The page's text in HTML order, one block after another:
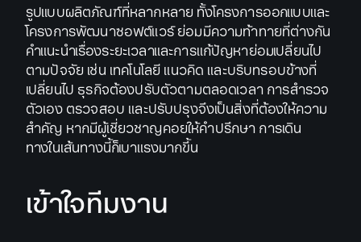
รูปแบบผลิตภัณฑ์ที่หลากหลาย ทั้งโครงการออกแบบและ
โครงการพัฒนาซอฟต์แวร์ ย่อมมีความท้าทายที่ต่างกัน
คำแนะนำเรื่องระยะเวลาและการแก้ปัญหาย่อมเปลี่ยนไป
ตามปัจจัย เช่น เทคโนโลยี แนวคิด และบริบทรอบข้างที่
เปลี่ยนไป ธุรกิจต้องปรับตัวตามตลอดเวลา การสำรวจ
ตัวเอง ตรวจสอบ และปรับปรุงจึงเป็นสิ่งที่ต้องให้ความ
สำคัญ หากมีผู้เชี่ยวชาญคอยให้คำปรึกษา การเดิน
ทางในเส้นทางนี้ก็เบาแรงมากขึ้น
เข้าใจทีมงาน